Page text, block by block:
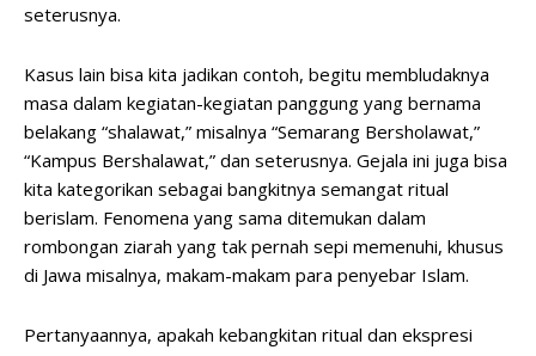
seterusnya.
Kasus lain bisa kita jadikan contoh, begitu membludaknya
masa dalam kegiatan-kegiatan panggung yang bernama
belakang “shalawat,” misalnya “Semarang Bersholawat,”
“Kampus Bershalawat,” dan seterusnya. Gejala ini juga bisa
kita kategorikan sebagai bangkitnya semangat ritual
berislam. Fenomena yang sama ditemukan dalam
rombongan ziarah yang tak pernah sepi memenuhi, khusus
di Jawa misalnya, makam-makam para penyebar Islam.
Pertanyaannya, apakah kebangkitan ritual dan ekspresi